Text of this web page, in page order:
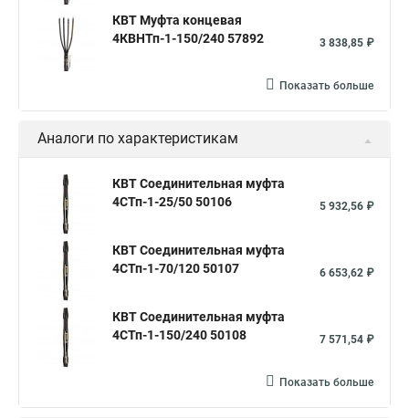
КВТ Муфта концевая
4КВНТп-1-150/240 57892
3 838,85 ₽
Показать больше
Аналоги по характеристикам
КВТ Соединительная муфта
4СТп-1-25/50 50106
5 932,56 ₽
КВТ Соединительная муфта
4СТп-1-70/120 50107
6 653,62 ₽
КВТ Соединительная муфта
4СТп-1-150/240 50108
7 571,54 ₽
Показать больше